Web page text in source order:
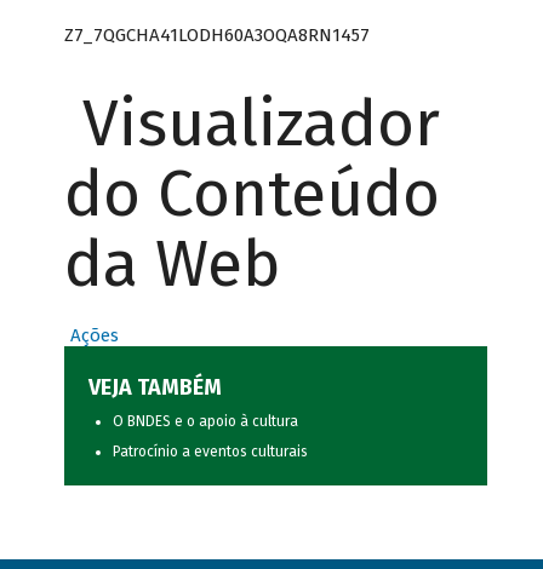
Z7_7QGCHA41LODH60A3OQA8RN1457
Visualizador
do Conteúdo
da Web
Ações
VEJA TAMBÉM
O BNDES e o apoio à cultura
Patrocínio a eventos culturais